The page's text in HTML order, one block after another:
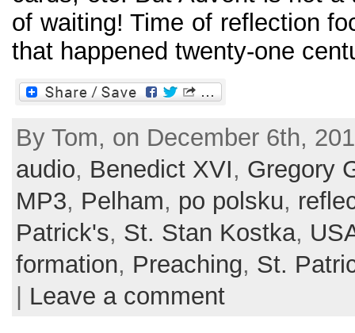
of waiting! Time of reflection
that happened twenty-one
By Tom, on December 6th,
audio, Benedict XVI, Gregory
MP3, Pelham, po polsku,
Patrick's, St. Stan Kostka,
formation, Preaching, St.
| Leave a comment